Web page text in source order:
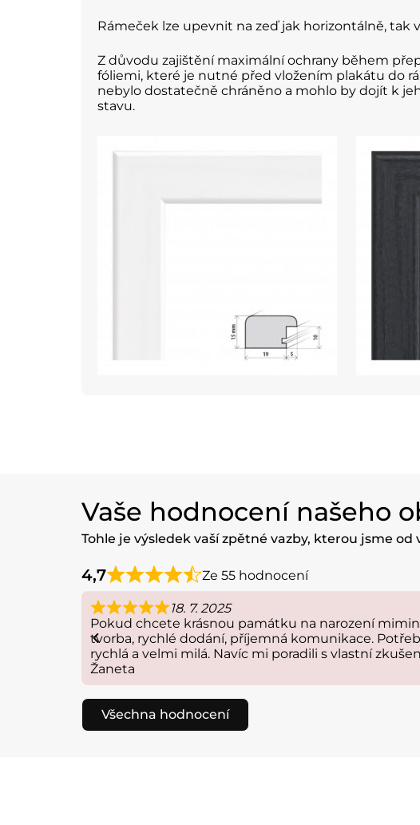
Rámeček lze upevnit na zeď jak horizontálně, tak
Z důvodu zajištění maximální ochrany během
fóliemi, které je nutné před vložením plakátu do
nebylo dostatečně chráněno a mohlo by dojít k
stavu.
Vaše hodnocení našeho
Tohle je výsledek vaší zpětné vazby, kterou jsme
4,7 Ze 55 hodnocení
18. 7. 2025
Pokud chcete krásnou památku na narození
tvorba, rychlé dodání, příjemná komunikace.
rychlá a velmi milá. Navíc mi poradili s vlastní
Žaneta
Všechna hodnocení